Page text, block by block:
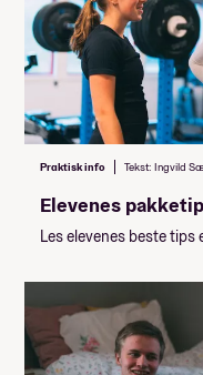
Praktisk info Tekst: Ingvild
Elevenes
Les elevenes beste